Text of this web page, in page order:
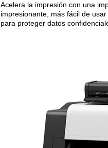
Acelera la impresión con una
impresionante, más fácil de
para proteger datos